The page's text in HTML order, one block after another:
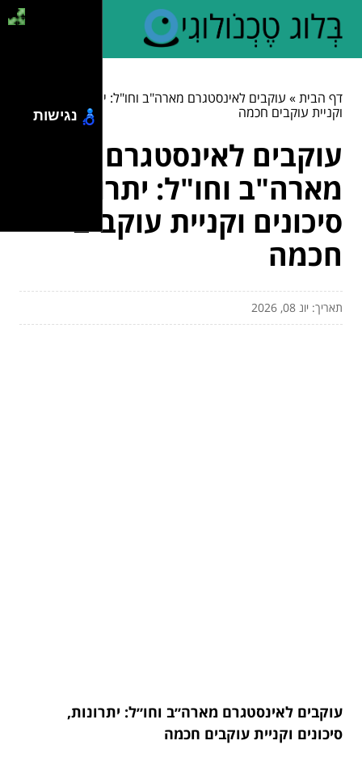
דף הבית» עוקבים לאינסטגרם מארה"ב וחו"ל: יתרונות, סיכונים
וקניית עוקבים חכמה
עוקבים לאינסטגרם
מארה"ב וחו"ל: יתרונות,
סיכונים וקניית עוקבים
חכמה
תאריך: יונ 08, 2026
עוקבים לאינסטגרם מארה״ב וחו״ל: יתרונות,
סיכונים וקניית עוקבים חכמה
נגישות